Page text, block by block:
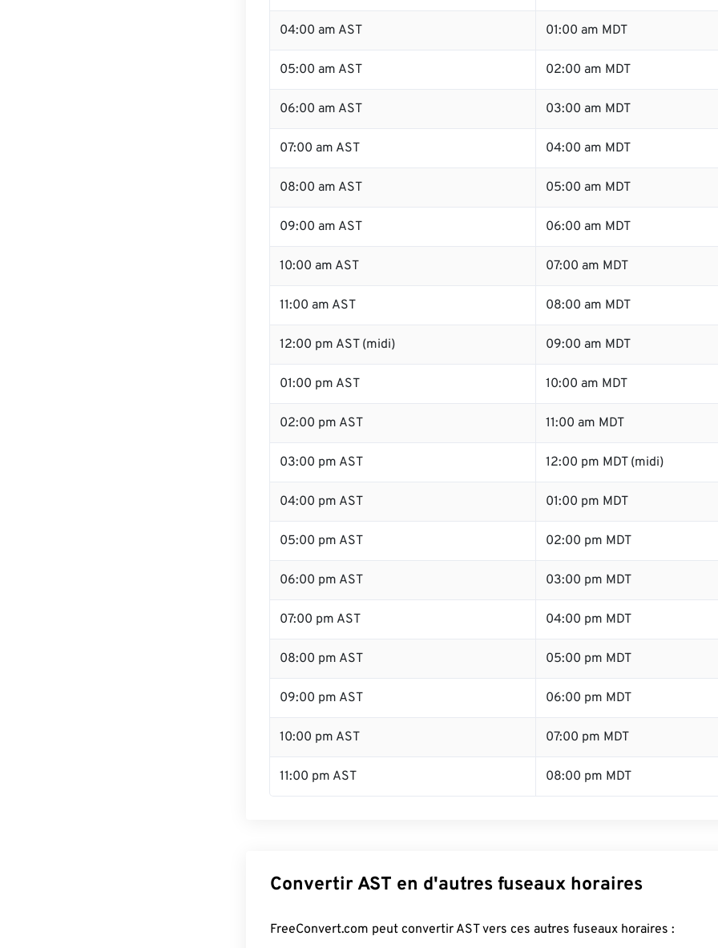
04:00 am AST 01:00 am MDT
05:00 am AST 02:00 am MDT
06:00 am AST 03:00 am MDT
07:00 am AST 04:00 am MDT
08:00 am AST 05:00 am MDT
09:00 am AST 06:00 am MDT
10:00 am AST 07:00 am MDT
11:00 am AST 08:00 am MDT
12:00 pm AST (midi) 09:00 am MDT
01:00 pm AST 10:00 am MDT
02:00 pm AST 11:00 am MDT
03:00 pm AST 12:00 pm MDT (midi)
04:00 pm AST 01:00 pm MDT
05:00 pm AST 02:00 pm MDT
06:00 pm AST 03:00 pm MDT
07:00 pm AST 04:00 pm MDT
08:00 pm AST 05:00 pm MDT
09:00 pm AST 06:00 pm MDT
10:00 pm AST 07:00 pm MDT
11:00 pm AST 08:00 pm MDT
Convertir AST en d'autres fuseaux horaires
FreeConvert.com peut convertir AST vers ces autres fuseaux horaires :